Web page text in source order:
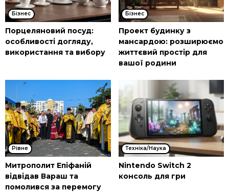
Бізнес
Порцеляновий посуд:
особливості догляду,
використання та вибору
Бізнес
Проект будинку з
мансардою: розширюємо
життєвий простір для
вашої родини
Рівне
Митрополит Епіфаній
відвідав Вараш та
помолився за перемогу
Техніка/Наука
Nintendo Switch 2
консоль для гри